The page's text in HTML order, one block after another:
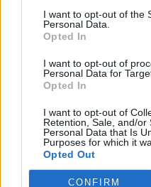
I want to opt-out of the
Personal Data.
Opted In
I want to opt-out of
Personal Data for
Opted In
I want to opt-out of
Retention, Sale, and/or
Personal Data that Is
Purposes for which it
Opted Out
CONFIRM
V. Zalužno pasisakymą
Ukrainos politikoje: jis yra
prieš mirtį: „Tai buvo
ženklas“
Žinios